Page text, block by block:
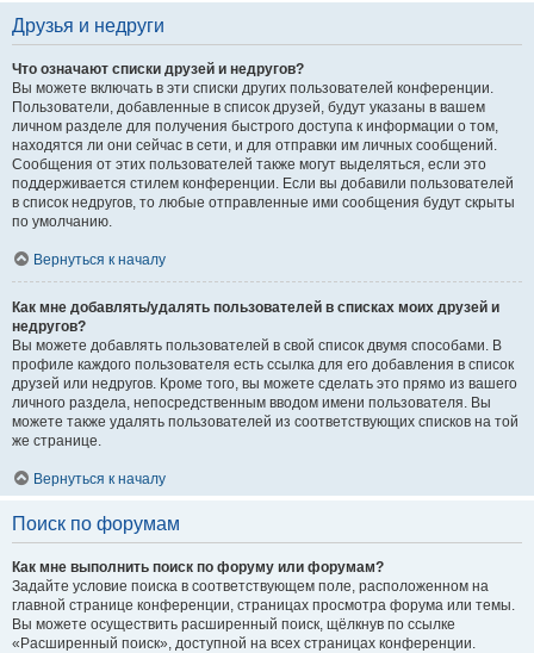
Друзья и недруги
Что означают списки друзей и недругов?
Вы можете включать в эти списки других пользователей конференции.
Пользователи, добавленные в список друзей, будут указаны в вашем
личном разделе для получения быстрого доступа к информации о том,
находятся ли они сейчас в сети, и для отправки им личных сообщений.
Сообщения от этих пользователей также могут выделяться, если это
поддерживается стилем конференции. Если вы добавили пользователей
в список недругов, то любые отправленные ими сообщения будут скрыты
по умолчанию.
Вернуться к началу
Как мне добавлять/удалять пользователей в списках моих друзей и
недругов?
Вы можете добавлять пользователей в свой список двумя способами. В
профиле каждого пользователя есть ссылка для его добавления в список
друзей или недругов. Кроме того, вы можете сделать это прямо из вашего
личного раздела, непосредственным вводом имени пользователя. Вы
можете также удалять пользователей из соответствующих списков на той
же странице.
Вернуться к началу
Поиск по форумам
Как мне выполнить поиск по форуму или форумам?
Задайте условие поиска в соответствующем поле, расположенном на
главной странице конференции, страницах просмотра форума или темы.
Вы можете осуществить расширенный поиск, щёлкнув по ссылке
«Расширенный поиск», доступной на всех страницах конференции.